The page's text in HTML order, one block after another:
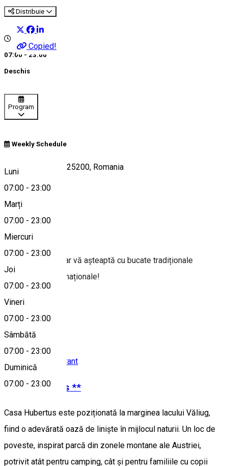
Distribuie
Copied!
07:00 - 23:00
Deschis
Program
Weekly Schedule
Luni
07:00 - 23:00
Marți
07:00 - 23:00
Miercuri
07:00 - 23:00
Joi
07:00 - 23:00
Vineri
07:00 - 23:00
Sâmbătă
07:00 - 23:00
Duminică
07:00 - 23:00
Băile Herculane 325200, Romania
Hartă
Despre
Restaurantul Cezar vă așteaptă cu bucate tradiționale
românești și internaționale!
Alte sugestii
Restaurant
Casa Hubertus **
Casa Hubertus este poziționată la marginea lacului Văliug,
fiind o adevărată oază de liniște în mijlocul naturii. Un loc de
poveste, inspirat parcă din zonele montane ale Austriei,
potrivit atât pentru camping, cât și pentru familiile cu copii